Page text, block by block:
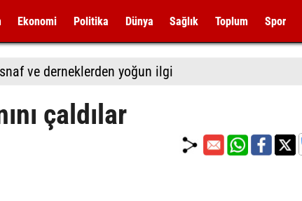
Ekonomi Politika Dünya Sağlık Toplum Spor
ve derneklerden yoğun ilgi
çaldılar